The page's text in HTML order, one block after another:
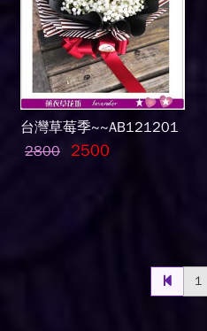
台灣草莓季~~AB121201
2800
2500
1